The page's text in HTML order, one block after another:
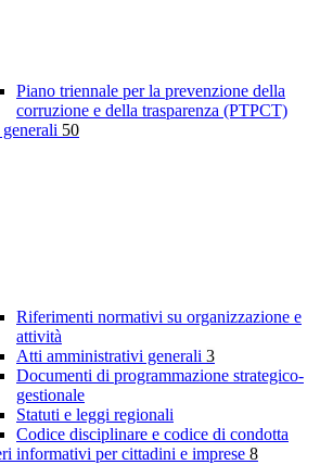
Piano triennale per la prevenzione della
corruzione e della trasparenza (PTPCT)
50
Riferimenti normativi su organizzazione e
attività
Atti amministrativi generali 3
Documenti di programmazione strategico-
gestionale
Statuti e leggi regionali
Codice disciplinare e codice di condotta
informativi per cittadini e imprese 8